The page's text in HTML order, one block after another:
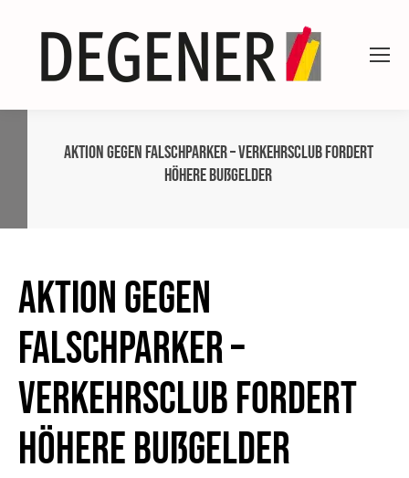
Aktion gegen Falschparker – Verkehrsclub fordert
höhere Bußgelder
Aktion gegen
Falschparker –
Verkehrsclub fordert
höhere Bußgelder